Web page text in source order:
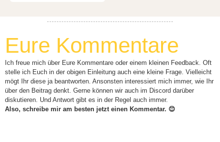
Eure Kommentare
Ich freue mich über Eure Kommentare oder einem kleinen Feedback. Oft
stelle ich Euch in der obigen Einleitung auch eine kleine Frage. Vielleicht
mögt Ihr diese ja beantworten. Ansonsten interessiert mich immer, wie Ihr
über den Beitrag denkt. Gerne können wir auch im Discord darüber
diskutieren. Und Antwort gibt es in der Regel auch immer.
Also, schreibe mir am besten jetzt einen Kommentar. 😊